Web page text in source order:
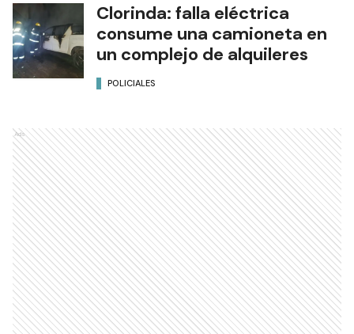
Clorinda: falla eléctrica
consume una camioneta en
un complejo de alquileres
POLICIALES
Ads